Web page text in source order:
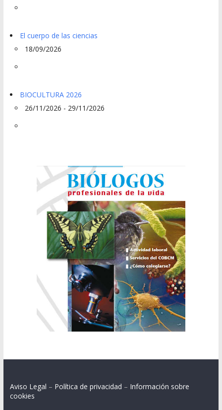
El cuerpo de las ciencias
18/09/2026
BIOCULTURA 2026
26/11/2026 - 29/11/2026
Aviso Legal – Política de privacidad – Información sobre
cookies